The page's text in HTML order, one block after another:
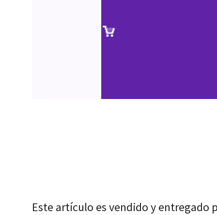
Este artículo es vendido y entregado